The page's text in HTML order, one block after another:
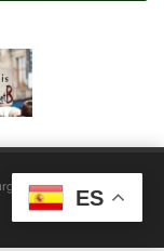
Aviso Legal
ES